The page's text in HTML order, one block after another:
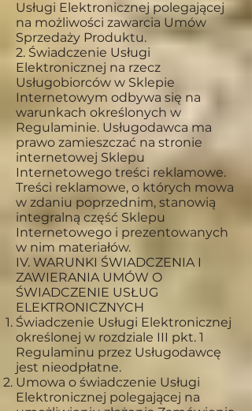
Usługi Elektronicznej polegającej
na możliwości zawarcia Umów
Sprzedaży Produktu.
2. Świadczenie Usługi
Elektronicznej na rzecz
Usługobiorców w Sklepie
Internetowym odbywa się na
warunkach określonych w
Regulaminie. Usługodawca ma
prawo zamieszczać na stronie
internetowej Sklepu
Internetowego treści reklamowe.
Treści reklamowe, o których mowa
w zdaniu poprzednim, stanowią
integralną część Sklepu
Internetowego i prezentowanych
w nim materiałów.
IV. WARUNKI ŚWIADCZENIA I
ZAWIERANIA UMÓW O
ŚWIADCZENIE USŁUG
ELEKTRONICZNYCH
Świadczenie Usługi Elektronicznej
określonej w rozdziale III pkt. 1
Regulaminu przez Usługodawcę
jest nieodpłatne.
Umowa o świadczenie Usługi
Elektronicznej polegającej na